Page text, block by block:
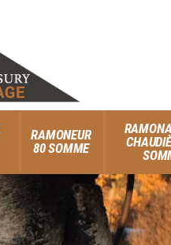
RAMONEUR
80 SOMME